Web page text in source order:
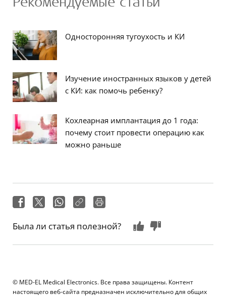
Односторонняя тугоухость и КИ
Изучение иностранных языков у детей
с КИ: как помочь ребенку?
Кохлеарная имплантация до 1 года:
почему стоит провести операцию как
можно раньше
Была ли статья полезной?
© MED-EL Medical Electronics. Все права защищены. Контент
настоящего веб-сайта предназначен исключительно для общих